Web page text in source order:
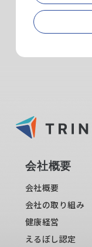
会社概要
会社概要
会社の取り組み
健康経営
えるぼし認定